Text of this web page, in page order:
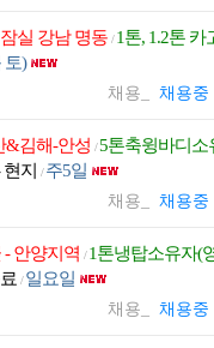
실 강남 명동/ 1톤, 1.2톤 카
토)
채용_ 채용중
&김해-안성/5톤축윙바디소
현지/ 주5일
채용_ 채용중
- 안양지역/ 1톤냉탑소유자(
료/ 일요일
채용_ 채용중